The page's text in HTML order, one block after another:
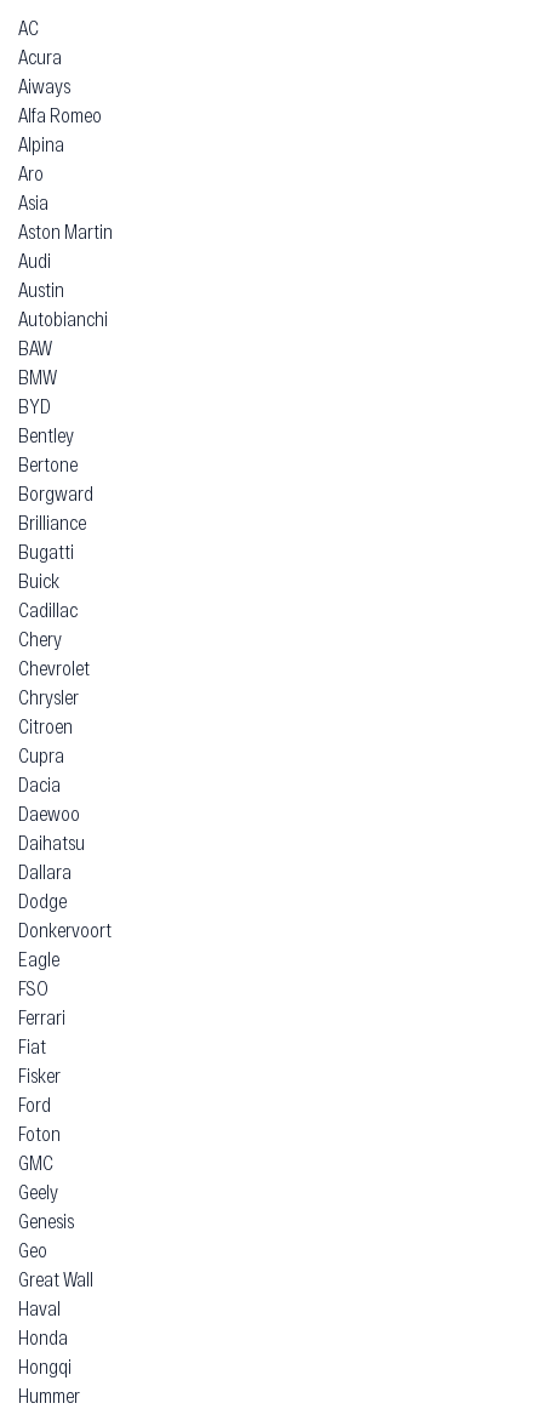
AC
Acura
Aiways
Alfa Romeo
Alpina
Aro
Asia
Aston Martin
Audi
Austin
Autobianchi
BAW
BMW
BYD
Bentley
Bertone
Borgward
Brilliance
Bugatti
Buick
Cadillac
Chery
Chevrolet
Chrysler
Citroen
Cupra
Dacia
Daewoo
Daihatsu
Dallara
Dodge
Donkervoort
Eagle
FSO
Ferrari
Fiat
Fisker
Ford
Foton
GMC
Geely
Genesis
Geo
Great Wall
Haval
Honda
Hongqi
Hummer